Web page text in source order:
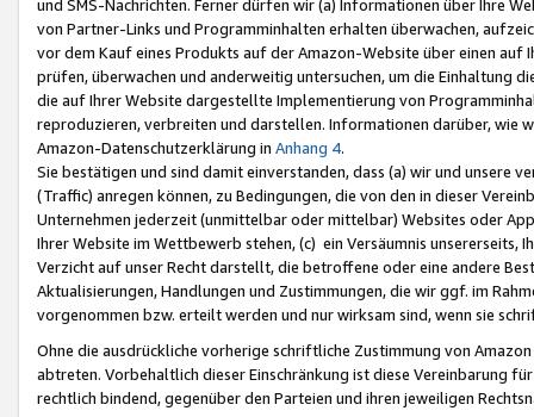
und SMS-Nachrichten. Ferner dürfen wir (a) Informationen über Ihre
von Partner-Links und Programminhalten erhalten überwachen,
vor dem Kauf eines Produkts auf der Amazon-Website über einen
prüfen, überwachen und anderweitig untersuchen, um die Einhaltung
die auf Ihrer Website dargestellte Implementierung von
reproduzieren, verbreiten und darstellen. Informationen darüber, wie
Amazon-Datenschutzerklärung in Anhang 4.
Sie bestätigen und sind damit einverstanden, dass (a) wir und
(Traffic) anregen können, zu Bedingungen, die von den in dieser
Unternehmen jederzeit (unmittelbar oder mittelbar) Websites oder
Ihrer Website im Wettbewerb stehen, (c) ein Versäumnis unsererseits,
Verzicht auf unser Recht darstellt, die betroffene oder eine andere
Aktualisierungen, Handlungen und Zustimmungen, die wir ggf. im
vorgenommen bzw. erteilt werden und nur wirksam sind, wenn sie
Ohne die ausdrückliche vorherige schriftliche Zustimmung von
abtreten. Vorbehaltlich dieser Einschränkung ist diese Vereinbarung
rechtlich bindend, gegenüber den Parteien und ihren jeweiligen